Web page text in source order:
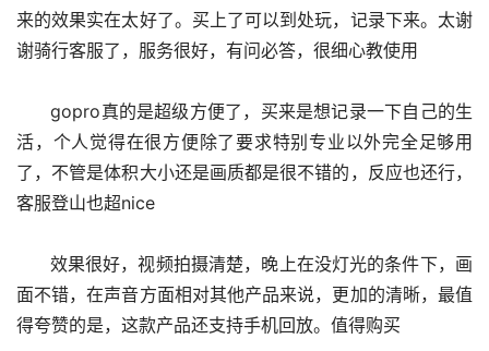
来的效果实在太好了。买上了可以到处玩，记录下来。太谢
谢骑行客服了，服务很好，有问必答，很细心教使用
      gopro真的是超级方便了，买来是想记录一下自己的生
活，个人觉得在很方便除了要求特别专业以外完全足够用
了，不管是体积大小还是画质都是很不错的，反应也还行，
客服登山也超nice
面不错，在声音方面相对其他产品来说，更加的清晰，最值
得夸赞的是，这款产品还支持手机回放。值得购买